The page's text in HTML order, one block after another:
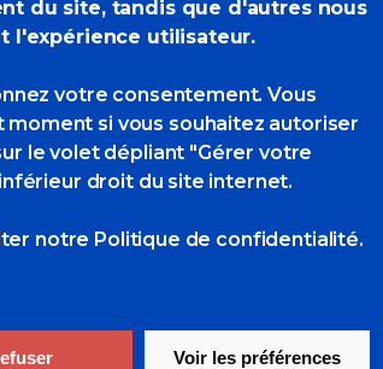
du site, tandis que d'autres nous
l'expérience utilisateur.
votre consentement. Vous
si vous souhaitez autoriser
le volet dépliant "Gérer votre
droit du site internet.
notre Politique de confidentialité.
Voir les préférences